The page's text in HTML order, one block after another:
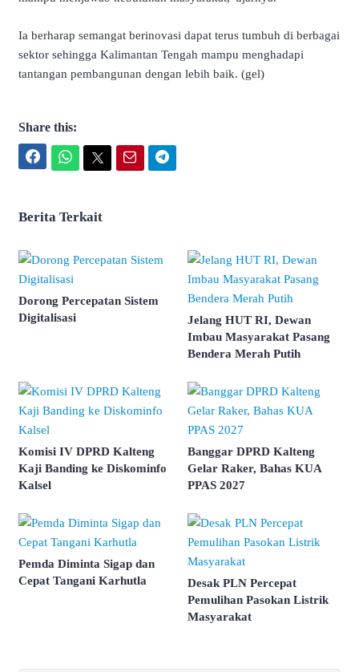
Ia berharap semangat berinovasi dapat terus tumbuh di berbagai
sektor sehingga Kalimantan Tengah mampu menghadapi
tantangan pembangunan dengan lebih baik. (gel)
Share this:
Berita Terkait
Dorong Percepatan Sistem
Digitalisasi
Jelang HUT RI, Dewan
Imbau Masyarakat Pasang
Bendera Merah Putih
Komisi IV DPRD Kalteng
Kaji Banding ke Diskominfo
Kalsel
Banggar DPRD Kalteng
Gelar Raker, Bahas KUA
PPAS 2027
Pemda Diminta Sigap dan
Cepat Tangani Karhutla
Desak PLN Percepat
Pemulihan Pasokan Listrik
Masyarakat